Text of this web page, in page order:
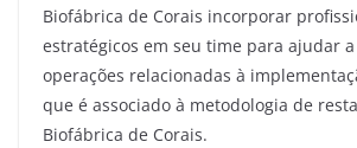
Biofábrica de Corais incorporar
estratégicos em seu time para ajudar
operações relacionadas à
que é associado à metodologia de
Biofábrica de Corais.